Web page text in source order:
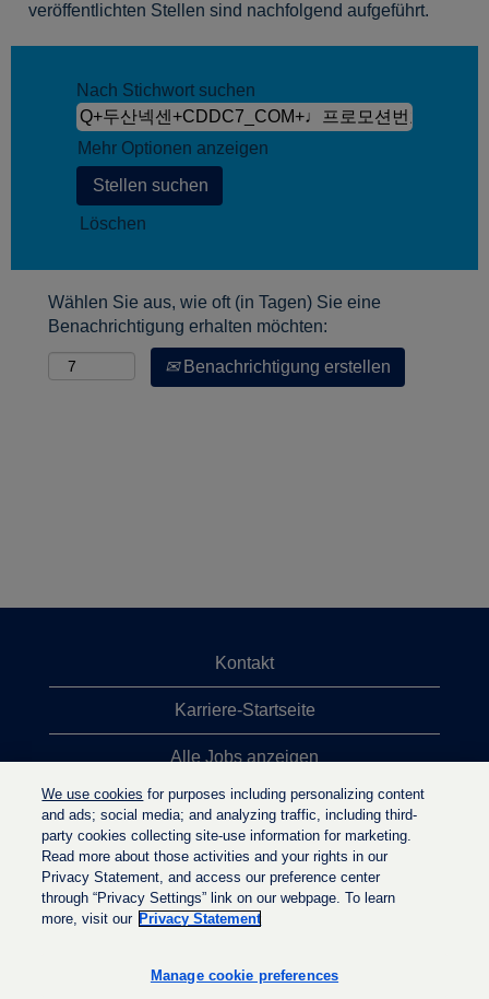
veröffentlichten Stellen sind nachfolgend aufgeführt.
Nach Stichwort suchen
Mehr Optionen anzeigen
Löschen
Wählen Sie aus, wie oft (in Tagen) Sie eine
Benachrichtigung erhalten möchten:
Benachrichtigung erstellen
Kontakt
Karriere-Startseite
Alle Jobs anzeigen
Top-Jobsuchen
Datenschutzrichtlinie
r
r
We use cookies for purposes including personalizing content
and ads; social media; and analyzing traffic, including third-
party cookies collecting site-use information for marketing.
Read more about those activities and your rights in our
Privacy Statement, and access our preference center
through “Privacy Settings” link on our webpage. To learn
more, visit our Privacy Statement
Manage cookie preferences